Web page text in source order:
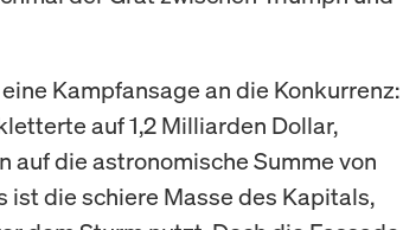
Kampfansage an die Konkurrenz:
auf 1,2 Milliarden Dollar,
auf die astronomische Summe von
ist die schiere Masse des Kapitals,